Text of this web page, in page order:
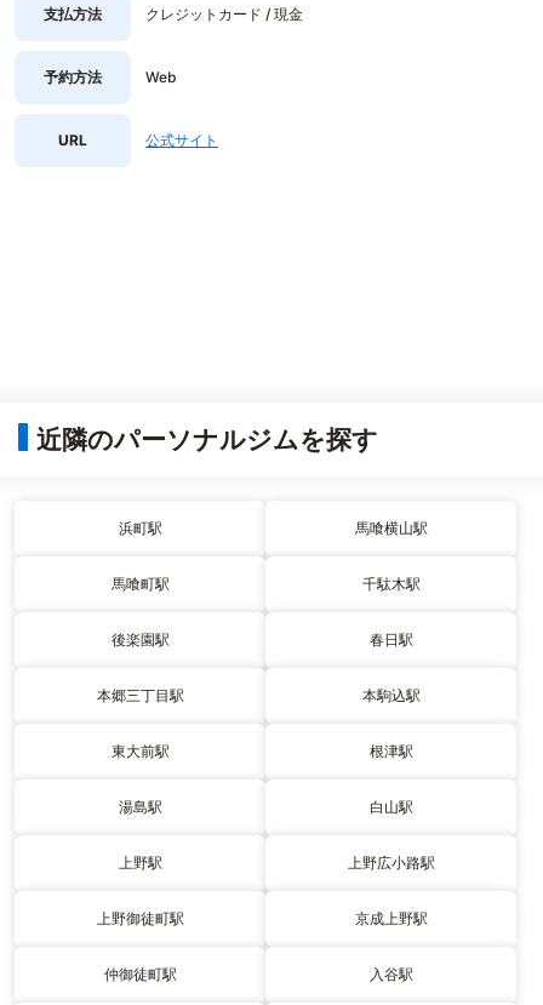
支払方法 クレジットカード / 現金
予約方法 Web
URL 公式サイト
近隣のパーソナルジムを探す
浜町駅 馬喰横山駅
馬喰町駅 千駄木駅
後楽園駅 春日駅
本郷三丁目駅 本駒込駅
東大前駅 根津駅
湯島駅 白山駅
上野駅 上野広小路駅
上野御徒町駅 京成上野駅
仲御徒町駅 入谷駅